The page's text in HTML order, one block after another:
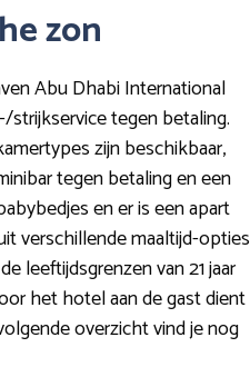
zon
Abu Dhabi International
strijkservice tegen betaling.
zijn beschikbaar,
tegen betaling en een
en er is een apart
verschillende maaltijd-opties
leeftijdsgrenzen van 21 jaar
het hotel aan de gast dient
overzicht vind je nog